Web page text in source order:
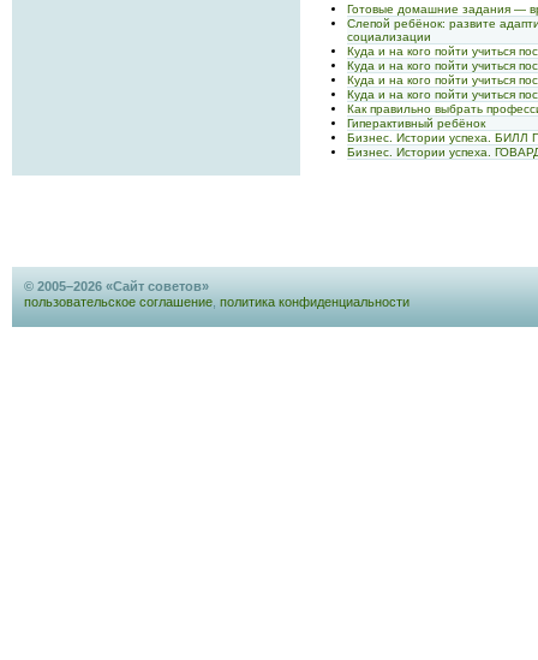
Готовые домашние задания —
Слепой ребёнок: развите
социализации
Куда и на кого пойти учиться
Куда и на кого пойти учиться
Куда и на кого пойти учиться
Куда и на кого пойти учиться
Как правильно выбрать
Гиперактивный ребёнок
Бизнес. Истории успеха. БИЛЛ
Бизнес. Истории успеха.
© 2005–2026 «Сайт советов»
пользовательское соглашение политика конфиденциальности